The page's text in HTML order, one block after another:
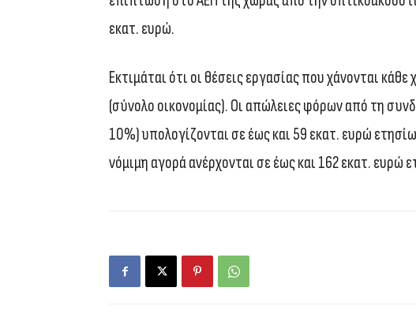
εκατ. ευρώ.
Εκτιμάται ότι οι θέσεις εργασίας που χάνονται
(σύνολο οικονομίας). Οι απώλειες φόρων από τη
10%) υπολογίζονται σε έως και 59 εκατ. ευρώ
νόμιμη αγορά ανέρχονται σε έως και 162 εκατ. ευρώ